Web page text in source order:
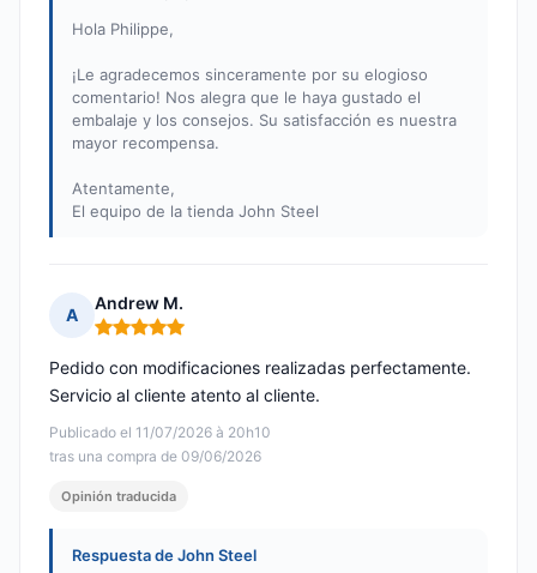
Hola Philippe,
¡Le agradecemos sinceramente por su elogioso
comentario! Nos alegra que le haya gustado el
embalaje y los consejos. Su satisfacción es nuestra
mayor recompensa.
Atentamente,
El equipo de la tienda John Steel
A
Andrew M.
Nota: 5 de 5
Publicado el 11/07/2026 à 20h10
tras una compra de 09/06/2026
Pedido con modificaciones realizadas perfectamente.
Servicio al cliente atento al cliente.
Opinión traducida
Respuesta de John Steel